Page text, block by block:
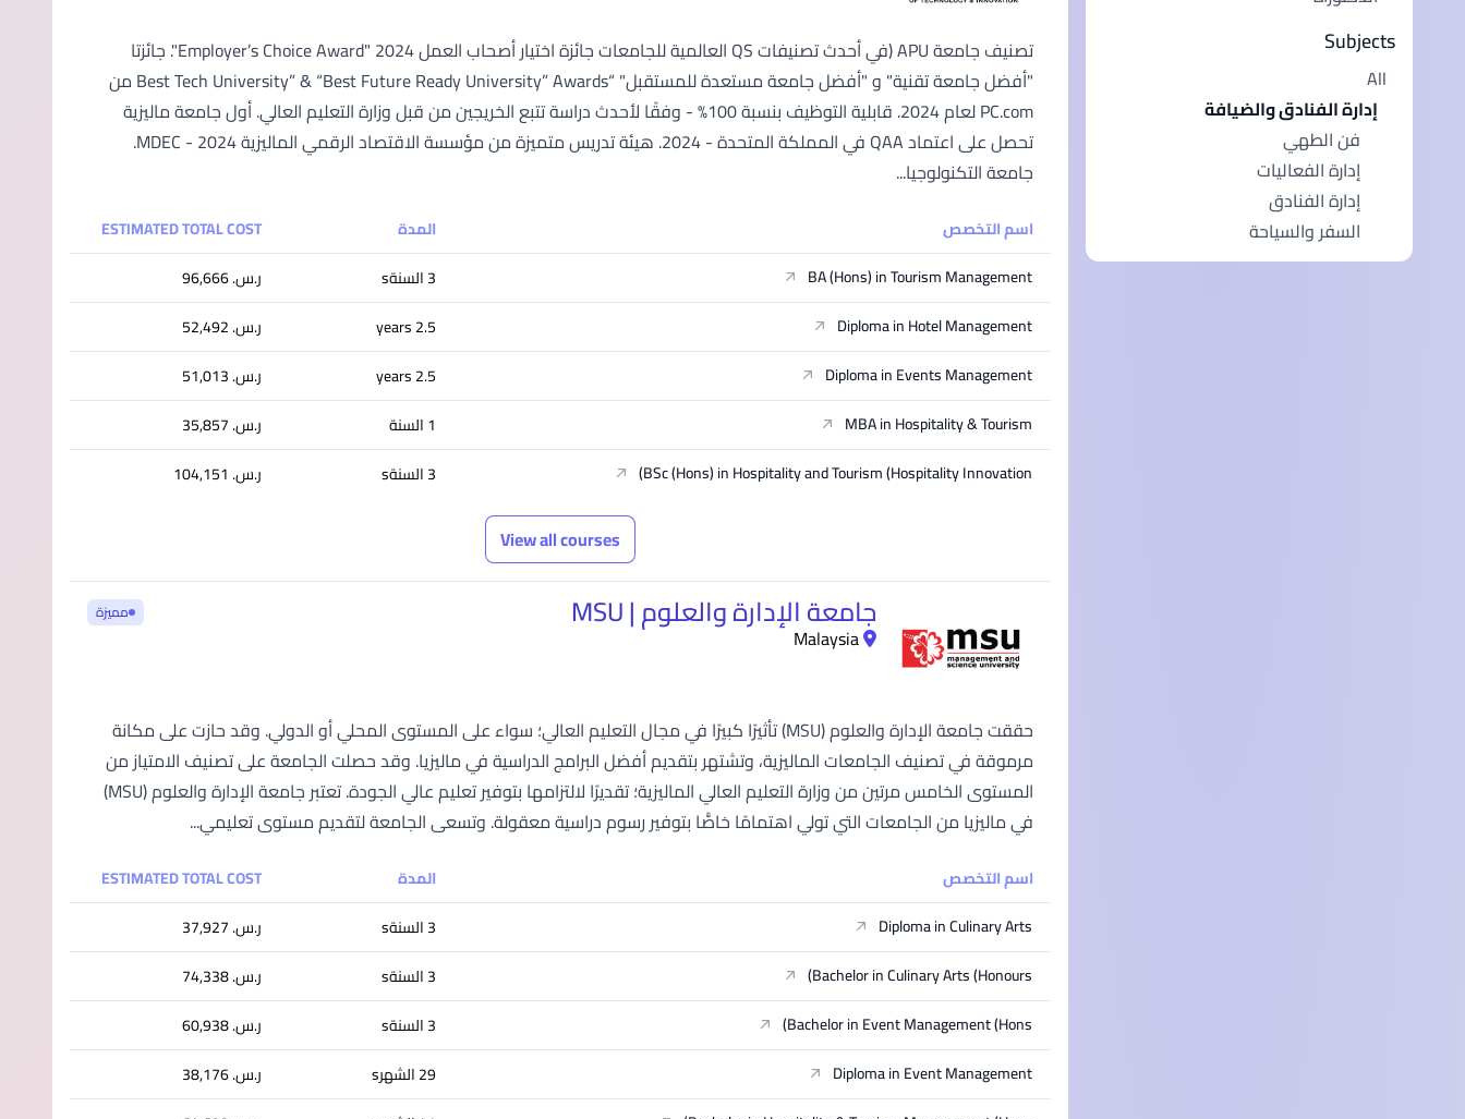
Management and Science University (MSU)
Subjects
All
إدارة الفنادق والضيافة
فن الطهي
إدارة الفعاليات
إدارة الفنادق
السفر والسياحة
تصنيف جامعة APU (في أحدث تصنيفات QS العالمية للجامعات جائزة اختيار أصحاب العمل 2024 "Employer’s Choice Award". جائزتا
"أفضل جامعة تقنية" و "أفضل جامعة مستعدة للمستقبل" “Best Tech University” & “Best Future Ready University” Awards من
PC.com لعام 2024. قابلية التوظيف بنسبة 100% - وفقًا لأحدث دراسة تتبع الخريجين من قبل وزارة التعليم العالي. أول جامعة ماليزية
تحصل على اعتماد QAA في المملكة المتحدة - 2024. هيئة تدريس متميزة من مؤسسة الاقتصاد الرقمي الماليزية MDEC - 2024.
جامعة التكنولوجيا...
اسم التخصص المدة
ESTIMATED TOTAL COST
BA (Hons) in Tourism Management
3 السنةs
ر.س.‏ 96,666
Diploma in Hotel Management
2.5 years
ر.س.‏ 52,492
Diploma in Events Management
2.5 years
ر.س.‏ 51,013
MBA in Hospitality & Tourism
1 السنة
ر.س.‏ 35,857
BSc (Hons) in Hospitality and Tourism (Hospitality Innovation)
3 السنةs ر.س.‏ 104,151
View all courses
جامعة الإدارة والعلوم | MSU مميزة
Malaysia
حققت جامعة الإدارة والعلوم (MSU) تأثيرًا كبيرًا في مجال التعليم العالي؛ سواء على المستوى المحلي أو الدولي. وقد حازت على مكانة
مرموقة في تصنيف الجامعات الماليزية، وتشتهر بتقديم أفضل البرامج الدراسية في ماليزيا. وقد حصلت الجامعة على تصنيف الامتياز من
المستوى الخامس مرتين من وزارة التعليم العالي الماليزية؛ تقديرًا لالتزامها بتوفير تعليم عالي الجودة. تعتبر جامعة الإدارة والعلوم (MSU)
في ماليزيا من الجامعات التي تولي اهتمامًا خاصًّا بتوفير رسوم دراسية معقولة. وتسعى الجامعة لتقديم مستوى تعليمي...
اسم التخصص المدة
ESTIMATED TOTAL COST
Diploma in Culinary Arts
3 السنةs
ر.س.‏ 37,927
Bachelor in Culinary Arts (Honours)
3 السنةs
ر.س.‏ 74,338
Bachelor in Event Management (Hons)
3 السنةs
ر.س.‏ 60,938
Diploma in Event Management
29 الشهرs
ر.س.‏ 38,176